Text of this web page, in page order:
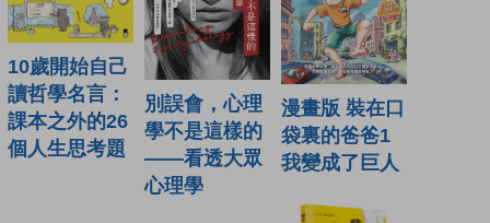
10歲開始自己
讀哲學名言：
課本之外的26
個人生思考題
別誤會，心理
學不是這樣的
——看透大眾
心理學
漫畫版 裝在口
袋裏的爸爸1
我變成了巨人